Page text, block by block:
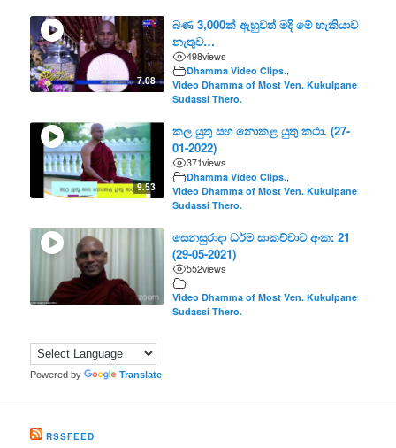
7.08
බණ 3,000ක් ඇහුවත් මදි මේ හැකියාව
නැතුව…
498views
Dhamma Video Clips.,
Video Dhamma of Most Ven. Kukulpane
Sudassi Thero.
9.53
කල යුතු සහ නොකළ යුතු කථා. (27-
01-2022)
371views
Dhamma Video Clips.,
Video Dhamma of Most Ven. Kukulpane
Sudassi Thero.
සෙනසුරාදා ධර්ම සාකච්චාව අංක: 21
(29-05-2021)
552views
Video Dhamma of Most Ven. Kukulpane
Sudassi Thero.
Powered by Translate
RSSFEED